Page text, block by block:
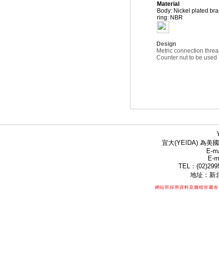
Material
Body: Nickel plated
ring: NBR
Design
Metric connection
Counter nut to be
宜大(YEIDA) 為美
E-
E-
TEL：
地址：新
網站所採用資料及圖檔皆屬